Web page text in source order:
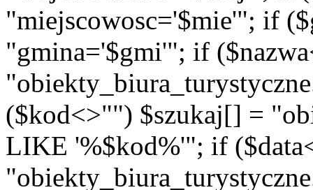
"miejscowosc='$mie'"; if
"gmina='$gmi'"; if
($kod<>"") $szukaj[] =
LIKE '%$kod%'"; if